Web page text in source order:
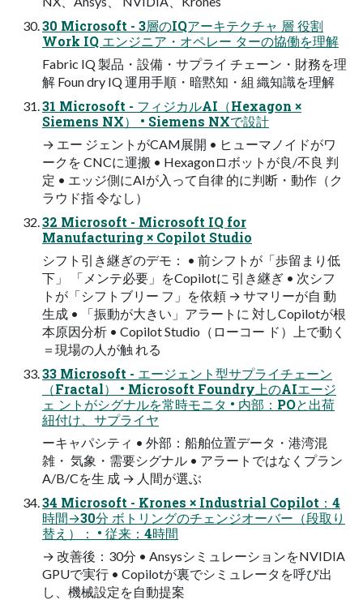
30 Microsoft - 3層のIQアーキテクチャ 層 役割
Work IQ エンジニア・オペレー ターの協働を理解
Fabric IQ 製品・設備・サプライ チェーン・財務を理
解 Foun dry IQ 運用手順・暗黙知・組 織知識を理解
31 Microsoft - フィジカルAI（Hexagon ×
Siemens NX） • Siemens NXで設計
→ エー ジェントがCAM展開 • ヒューマノイドがワ
ークを CNCに運搬 • Hexagonロボットが良/不良 判
定 • エッジ側にAIが入って自律 的に判断・動作（ク
ラウド指 令なし）
32 Microsoft - Microsoft IQ for
Manufacturing × Copilot Studio
シフト引き継ぎのデモ： • 前シフトが「歩留まり低
下」 「メンテ必要」をCopilotに 引き継ぎ • 次シフ
トが「シフトブリー フ」を依頼 → サマリーが自 動
生成 • 「振動が大きい」アラートに 対しCopilotが根
本原因分析 • Copilot Studio（ローコー ド）上で動く
＝現場の人が触 れる
33 Microsoft - エージェント型サプライチェーン
（Fractal） • Microsoft Foundry上のAIエージ
ェ ントがシグナルを常時モニタ • 内部：POと出荷
紐付け、サプライヤ
ーキャパシティ • 外部：船舶位置データ・港湾混
雑・ 気象・需要シグナル • アラートではなくプラン
A/B/Cを生 成 → 人間が選ぶ
34 Microsoft - Krones × Industrial Copilot：4
時間→30分 ボトリングのチェンジオーバー（段取り
替え）： • 従来：4時間
→ 改善後：30分 • AnsysシミュレーションをNVIDIA
GPUで実行 • Copilotが裏でシミュレータを呼び出
し、機械設定を自動提案